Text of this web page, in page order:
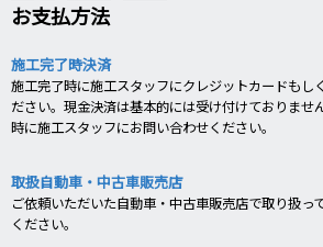
お支払方法
施工完了時決済
施工完了時に施工スタッフにクレジットカードもし
ださい。現金決済は基本的には受け付けておりませ
時に施工スタッフにお問い合わせください。
取扱自動車・中古車販売店
ご依頼いただいた自動車・中古車販売店で取り扱っ
ください。